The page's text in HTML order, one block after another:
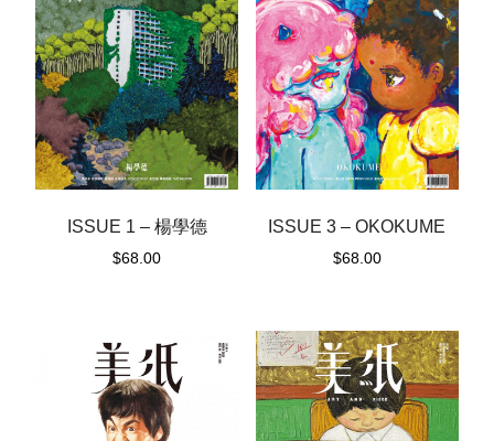
ISSUE 1 – 楊學德
$68.00
ISSUE 3 – OKOKUME
$68.00